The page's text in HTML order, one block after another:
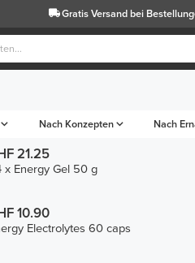
Gratis Versandbei
Nach Konzepten Nach
21.25
x Energy Gel 50 g
10.90
Electrolytes 60 caps